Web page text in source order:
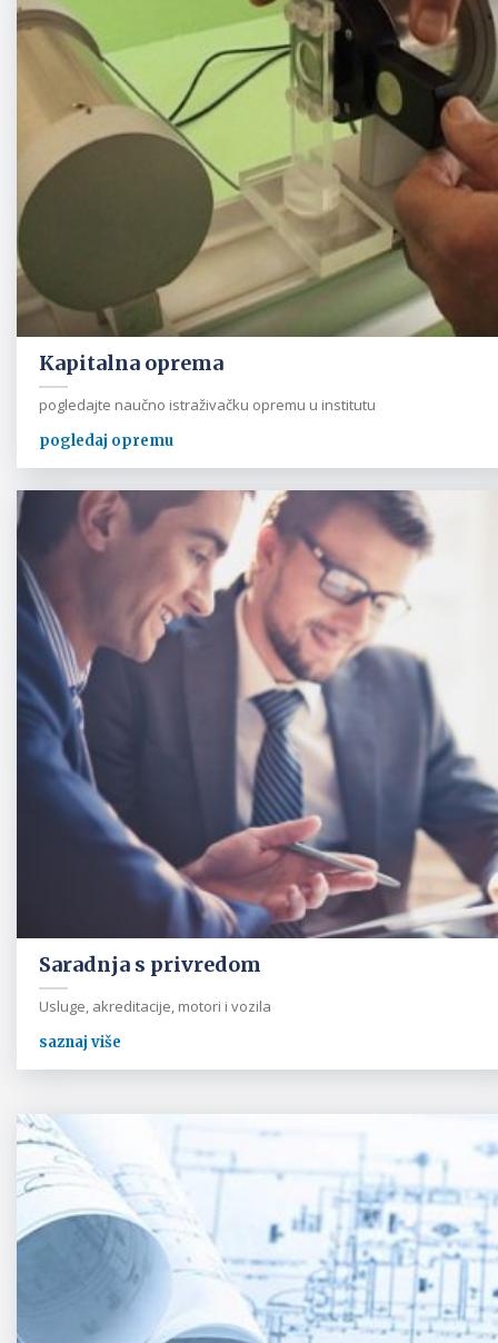
Kapitalna oprema
pogledajte naučno istraživačku opremu u institutu
pogledaj opremu
Saradnja s privredom
Usluge, akreditacije, motori i vozila
saznaj više